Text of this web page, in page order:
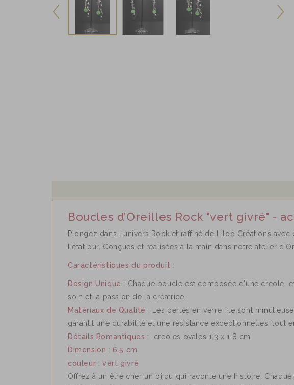
Boucles d’Oreilles Rock "vert givré" -
Plongez dans l'univers Rock et raffiné de Liloo Créations
l'état pur. Conçues et réalisées à la main dans notre atelier
Caractéristiques du produit :
Design Unique : Chaque boucle est composée d'une creole
soin et la passion de la créatrice.
Matériaux de Qualité : Les perles en verre filé sont
garantit une durabilité et une résistance exceptionnelles, tout
Détails Romantiques : creoles ovales 1.3 x 1.8 cm
Dimension : 6.5 cm
couleur : vert givré
Offrez à un être cher un bijou qui raconte une histoire.